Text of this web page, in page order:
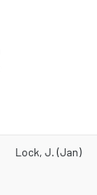
Lock, J. (Jan)